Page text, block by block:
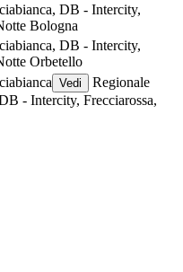
DB - Intercity,
Bologna
DB - Intercity,
Orbetello
Vedi
Regionale
- Intercity, Frecciarossa,